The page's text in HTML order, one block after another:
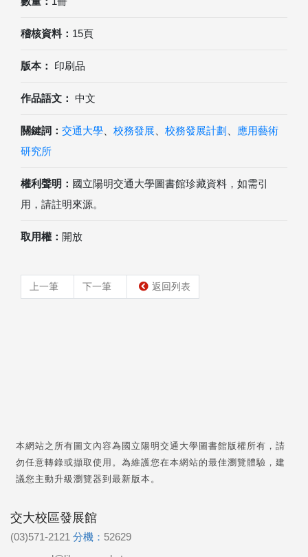
稽核資料： 15頁
版本： 印刷品
作品語文： 中文
關鍵詞： 交通大學 校務發展 校務發展計劃
應用藝術
研究所
權利聲明： 國立陽明交通大學圖書館珍藏資料，如需引
用，請註明來源。
取用權： 開放
上一筆 下一筆 返回列表
本網站之所有圖文內容為國立陽明交通大學圖書館版權所有，請
勿任意轉錄或擷取使用。為維護您在本網站的最佳瀏覽體驗，建
議您主動升級瀏覽器到最新版本。
交大校區發展館
(03)571-2121 分機： 52629